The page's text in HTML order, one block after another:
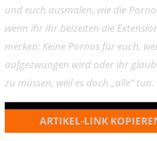
und euch ausmalen, wie die
wenn ihr ihr beizeiten die
merken: Keine Pornos für euch,
aufgezwungen wird oder ihr
zu müssen, weil es doch „alle“ tun.
ARTIKEL-LINK